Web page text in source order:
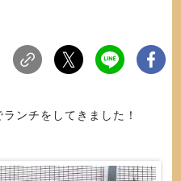
ランチをしてきました！